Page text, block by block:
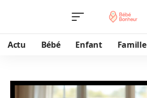
Actu Bébé Enfant Famille